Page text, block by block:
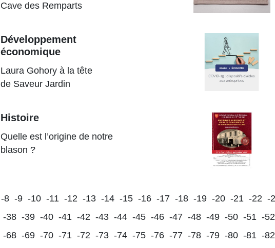
Cave des Remparts
Développement
économique
Laura Gohory à la tête
de Saveur Jardin
Histoire
Quelle est l’origine de notre
blason ?
-8 -9 -10 -11 -12 -13 -14 -15 -16 -17 -18 -19 -20 -21 -22 -
-38 -39 -40 -41 -42 -43 -44 -45 -46 -47 -48 -49 -50 -51 -52
-68 -69 -70 -71 -72 -73 -74 -75 -76 -77 -78 -79 -80 -81 -82